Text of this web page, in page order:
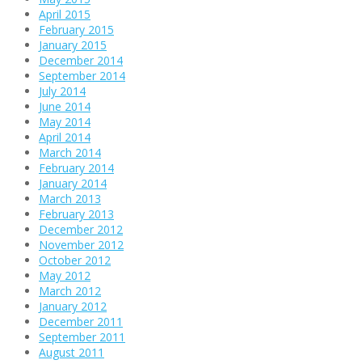
April 2015
February 2015
January 2015
December 2014
September 2014
July 2014
June 2014
May 2014
April 2014
March 2014
February 2014
January 2014
March 2013
February 2013
December 2012
November 2012
October 2012
May 2012
March 2012
January 2012
December 2011
September 2011
August 2011